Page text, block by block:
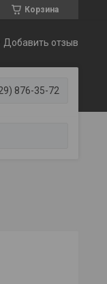
Корзина
Добавить отзыв
876-35-72